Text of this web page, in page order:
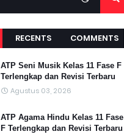
RECENTS COMMENTS
ATP Seni Musik Kelas 11 Fase F
Terlengkap dan Revisi Terbaru
Agustus 03, 2026
ATP Agama Hindu Kelas 11 Fase
F Terlengkap dan Revisi Terbaru